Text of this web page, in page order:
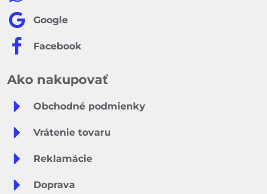
Google
Facebook
Ako nakupovať
Obchodné podmienky
Vrátenie tovaru
Reklamácie
Doprava